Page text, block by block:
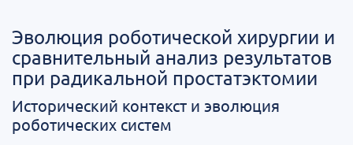
Эволюция роботической хирургии и
сравнительный анализ результатов
при радикальной простатэктомии
Исторический контекст и эволюция
роботических систем